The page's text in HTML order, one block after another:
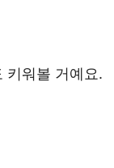
키워볼 거예요.